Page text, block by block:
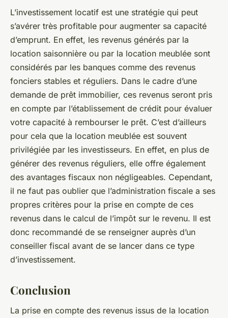
L’investissement locatif est une stratégie qui peut
s’avérer très profitable pour augmenter sa capacité
d’emprunt. En effet, les revenus générés par la
location saisonnière ou par la location meublée sont
considérés par les banques comme des revenus
fonciers stables et réguliers. Dans le cadre d’une
demande de prêt immobilier, ces revenus seront pris
en compte par l’établissement de crédit pour évaluer
votre capacité à rembourser le prêt. C’est d’ailleurs
pour cela que la location meublée est souvent
privilégiée par les investisseurs. En effet, en plus de
générer des revenus réguliers, elle offre également
des avantages fiscaux non négligeables. Cependant,
il ne faut pas oublier que l’administration fiscale a ses
propres critères pour la prise en compte de ces
revenus dans le calcul de l’impôt sur le revenu. Il est
donc recommandé de se renseigner auprès d’un
conseiller fiscal avant de se lancer dans ce type
d’investissement.
Conclusion
La prise en compte des revenus issus de la location